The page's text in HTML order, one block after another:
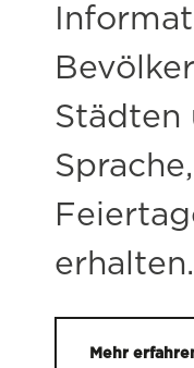
Städten
erhalten.
Mehr